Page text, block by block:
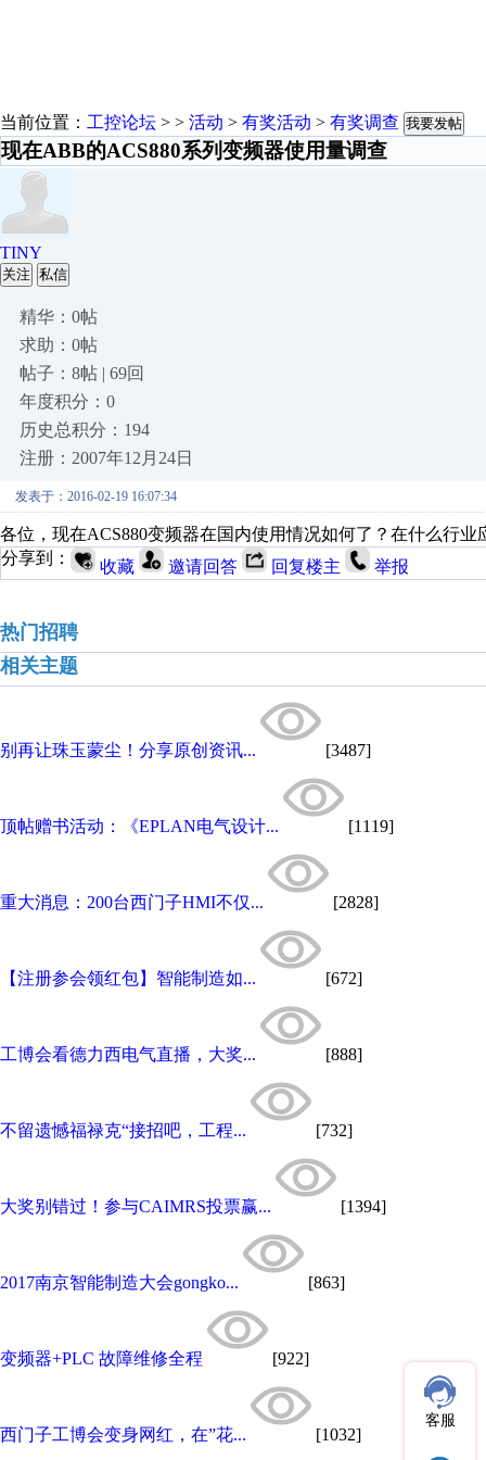
当前位置： 工控论坛 > > 活动 > 有奖活动 > 有奖调查 我要发帖
现在ABB的ACS880系列变频器使用量调查
TINY
关注 私信
精华：0帖
求助：0帖
帖子：8帖 | 69回
年度积分：0
历史总积分：194
注册：2007年12月24日
发表于：2016-02-19 16:07:34
各位，现在ACS880变频器在国内使用情况如何了？在什么行业
分享到：
收藏 邀请回答 回复楼主 举报
热门招聘
相关主题
别再让珠玉蒙尘！分享原创资讯... [3487]
顶帖赠书活动：《EPLAN电气设计... [1119]
重大消息：200台西门子HMI不仅... [2828]
【注册参会领红包】智能制造如... [672]
工博会看德力西电气直播，大奖... [888]
不留遗憾福禄克“接招吧，工程... [732]
大奖别错过！参与CAIMRS投票赢... [1394]
2017南京智能制造大会gongko... [863]
变频器+PLC 故障维修全程 [922]
西门子工博会变身网红，在”花... [1032]
客服